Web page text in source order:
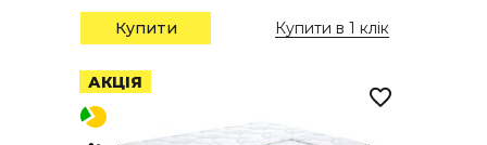
Купити Купити в 1 клік
АКЦІЯ